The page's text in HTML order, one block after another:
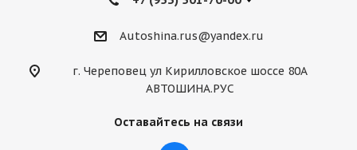
Autoshina.rus@yandex.ru
г. Череповец ул Кирилловское шоссе 80А
АВТОШИНА.РУС
Оставайтесь на связи